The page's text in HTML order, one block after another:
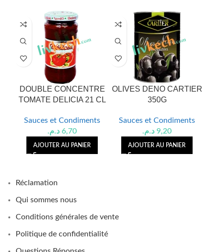
DOUBLE CONCENTRE
TOMATE DELICIA 21 CL
Sauces et Condiments
6,70 د.م.
AJOUTER AU PANIER
OLIVES DENO CARTIER
350G
Sauces et Condiments
9,20 د.م.
AJOUTER AU PANIER
Réclamation
Qui sommes nous
Conditions générales de vente
Politique de confidentialité